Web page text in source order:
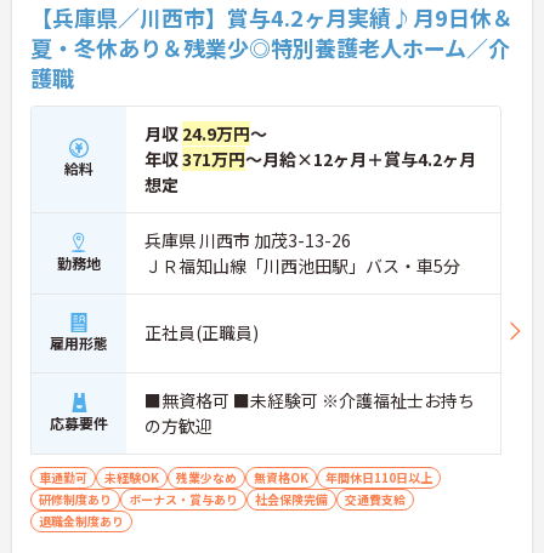
【兵庫県／川西市】賞与4.2ヶ月実績♪月9日休＆
夏・冬休あり＆残業少◎特別養護老人ホーム／介
護職
給料
月収 24.9万円～
年収371万円～月給×12ヶ月＋賞与4.2ヶ月
想定
勤務地
兵庫県 川西市 加茂3-13-26
ＪＲ福知山線「川西池田駅」バス・車5分
雇用形態 正社員(正職員)
応募要件
■無資格可 ■未経験可 ※介護福祉士お持ち
の方歓迎
車通勤可 未経験OK 残業少なめ 無資格OK
年間休日110日以上
研修制度あり
ボーナス・賞与あり 社会保険完備
交通費支給
退職金制度あり